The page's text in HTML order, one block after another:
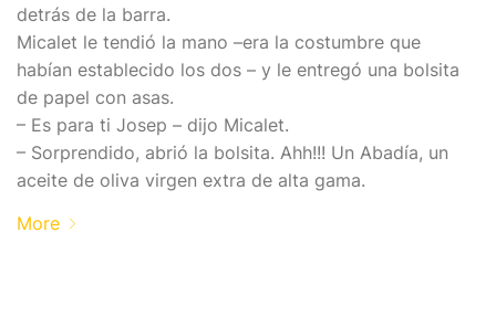
detrás de la barra.
Micalet le tendió la mano –era la costumbre que
habían establecido los dos – y le entregó una bolsita
de papel con asas.
– Es para ti Josep – dijo Micalet.
– Sorprendido, abrió la bolsita. Ahh!!! Un Abadía, un
aceite de oliva virgen extra de alta gama.
More